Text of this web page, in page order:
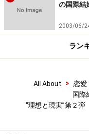
の国際結
2003/06/
ラン
All About > 恋愛
国際
“理想と現実”第２